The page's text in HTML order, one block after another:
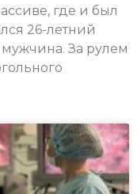
где и был
26-летний
За рулем